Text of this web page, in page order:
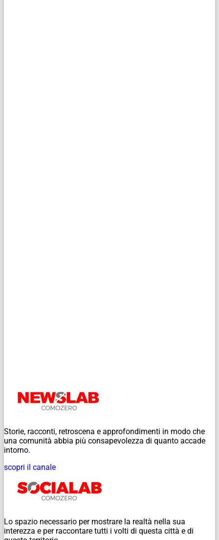
Storie, racconti, retroscena e approfondimenti in modo che
una comunità abbia più consapevolezza di quanto accade
intorno.
scopri il canale
Lo spazio necessario per mostrare la realtà nella sua
interezza e per raccontare tutti i volti di questa città e di